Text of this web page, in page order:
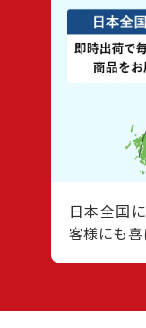
日本全国
客様にも喜